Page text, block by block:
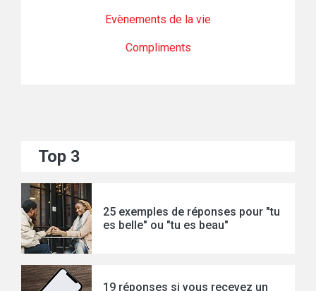
Evènements de la vie
Compliments
Top 3
25 exemples de réponses pour "tu
es belle" ou "tu es beau"
19 réponses si vous recevez un